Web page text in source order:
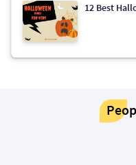
12 Best